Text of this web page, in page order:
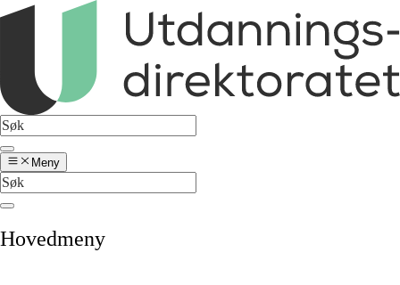
Meny
Hovedmeny